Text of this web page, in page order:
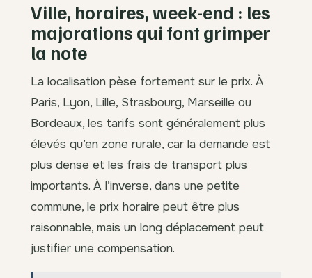
Ville, horaires, week-end : les
majorations qui font grimper
la note
La localisation pèse fortement sur le prix. À
Paris, Lyon, Lille, Strasbourg, Marseille ou
Bordeaux, les tarifs sont généralement plus
élevés qu’en zone rurale, car la demande est
plus dense et les frais de transport plus
importants. À l’inverse, dans une petite
commune, le prix horaire peut être plus
raisonnable, mais un long déplacement peut
justifier une compensation.